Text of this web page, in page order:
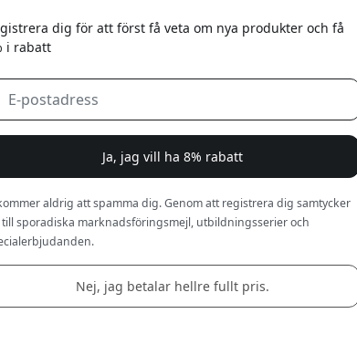
4.0
hubb för iMac
och
ergonomi
portar
och ljuduttag
i lager
ST-8KHC2MM
Satechi 8K HDMI 2.1-kabel 2 m
eARC, Dynamic HDR och stöd för
- Rymdgrå/svart
HDMI2.1 för hög bandbredd
eARC för förbättrat ljud
Finns i lager
dig för att först få veta om nya produkter och få
i rabatt
Ja, jag vill ha 8% rabatt
aldrig att spamma dig. Genom att registrera dig samtycker
sporadiska marknadsföringsmejl, utbildningsserier och
Nej, jag betalar hellre fullt pris.